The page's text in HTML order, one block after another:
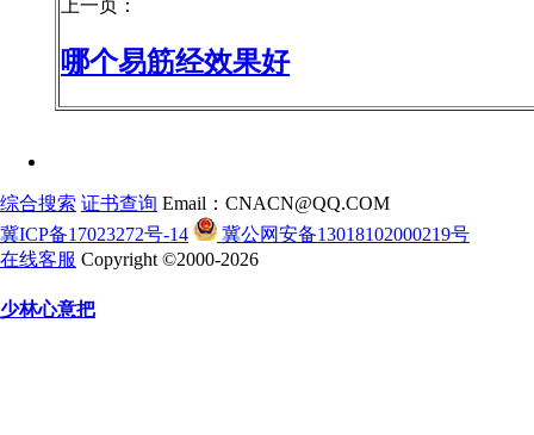
上一页：
哪个易筋经效果好
综合搜索 证书查询 Email：CNACN@QQ.COM
冀ICP备17023272号-14
冀公网安备13018102000219号
在线客服 Copyright ©2000-2026
少林心意把